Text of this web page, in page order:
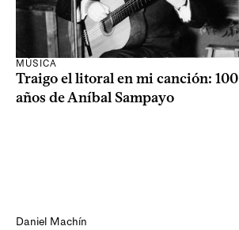
MÚSICA
Traigo el litoral en mi canción: 100
años de Aníbal Sampayo
Daniel Machín